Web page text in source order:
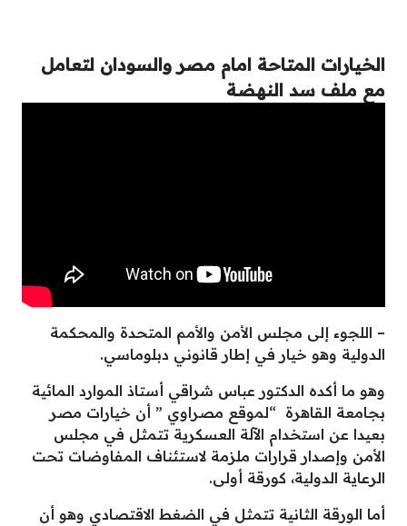
الخيارات المتاحة امام مصر والسودان لتعامل
مع ملف سد النهضة
– اللجوء إلى مجلس الأمن والأمم المتحدة والمحكمة
الدولية وهو خيار في إطار قانوني دبلوماسي.
وهو ما أكده الدكتور عباس شراقي أستاذ الموارد المائية
بجامعة القاهرة “لموقع مصراوي ” أن خيارات مصر
بعيدا عن استخدام الآلة العسكرية تتمثل في مجلس
الأمن وإصدار قرارات ملزمة لاستئناف المفاوضات تحت
الرعاية الدولية، كورقة أولى.
أما الورقة الثانية تتمثل في الضغط الاقتصادي وهو أن